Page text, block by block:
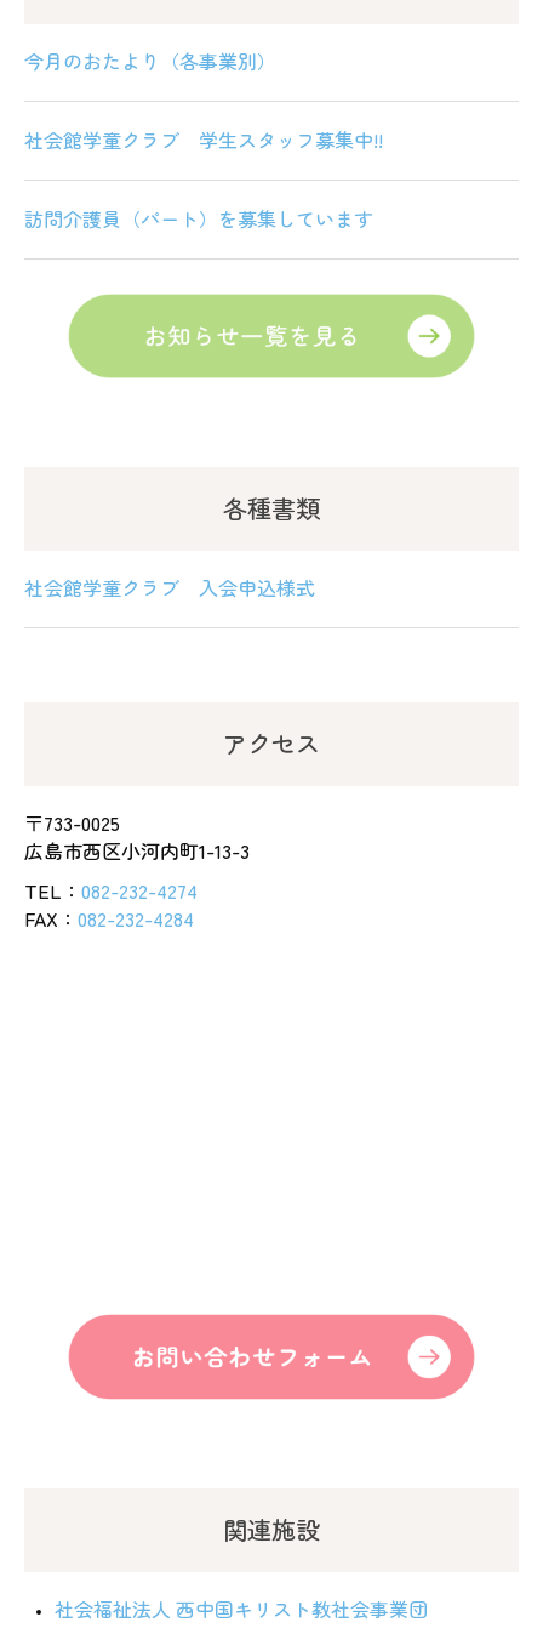
今月のおたより（各事業別）
社会館学童クラブ 学生スタッフ募集中!!
訪問介護員（パート）を募集しています
各種書類
社会館学童クラブ 入会申込様式
アクセス
〒733-0025
広島市西区小河内町1-13-3
TEL： 082-232-4274
FAX： 082-232-4284
関連施設
社会福祉法人 西中国キリスト教社会事業団